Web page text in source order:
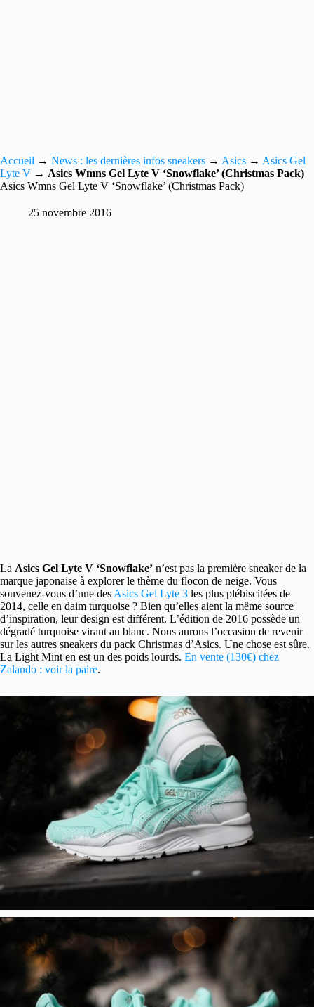
Accueil → News : les dernières infos sneakers → Asics → Asics Gel
Lyte V → Asics Wmns Gel Lyte V ‘Snowflake’ (Christmas Pack)
Asics Wmns Gel Lyte V ‘Snowflake’ (Christmas Pack)
25 novembre 2016
La Asics Gel Lyte V ‘Snowflake’ n’est pas la première sneaker de la
marque japonaise à explorer le thème du flocon de neige. Vous
souvenez-vous d’une des Asics Gel Lyte 3 les plus plébiscitées de
2014, celle en daim turquoise ? Bien qu’elles aient la même source
d’inspiration, leur design est différent. L’édition de 2016 possède un
dégradé turquoise virant au blanc. Nous aurons l’occasion de revenir
sur les autres sneakers du pack Christmas d’Asics. Une chose est sûre.
La Light Mint en est un des poids lourds. En vente (130€) chez
Zalando : voir la paire.